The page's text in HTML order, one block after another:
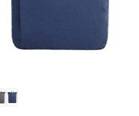
productpagina